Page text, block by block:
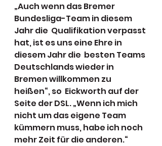
„Auch wenn das Bremer
Bundesliga-Team in diesem
Jahr die  Qualifikation verpasst
hat, ist es uns eine Ehre in
diesem Jahr die  besten Teams
Deutschlands wieder in
Bremen willkommen zu
heißen“, so  Eickworth auf der
Seite der DSL. „Wenn ich mich
nicht um das eigene Team
kümmern muss, habe ich noch
mehr Zeit für die anderen.“